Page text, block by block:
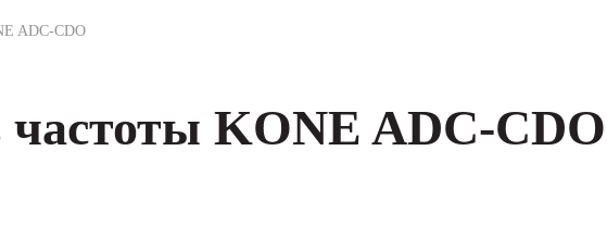
ADC-CDO
частоты KONE ADC-CDO